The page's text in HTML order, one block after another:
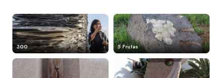
300 5 Frutas